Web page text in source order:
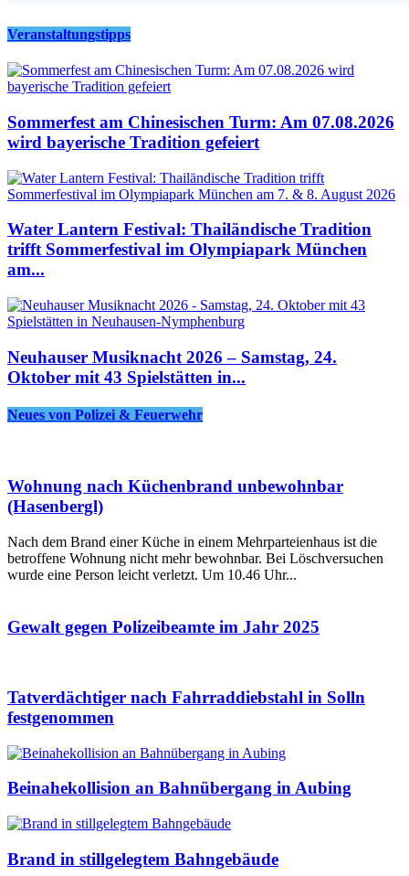
Veranstaltungstipps
Sommerfest am Chinesischen Turm: Am 07.08.2026
wird bayerische Tradition gefeiert
Water Lantern Festival: Thailändische Tradition
trifft Sommerfestival im Olympiapark München
am...
Neuhauser Musiknacht 2026 – Samstag, 24.
Oktober mit 43 Spielstätten in...
Neues von Polizei & Feuerwehr
Wohnung nach Küchenbrand unbewohnbar
(Hasenbergl)
Nach dem Brand einer Küche in einem Mehrparteienhaus ist die
betroffene Wohnung nicht mehr bewohnbar. Bei Löschversuchen
wurde eine Person leicht verletzt. Um 10.46 Uhr...
Gewalt gegen Polizeibeamte im Jahr 2025
Tatverdächtiger nach Fahrraddiebstahl in Solln
festgenommen
Beinahekollision an Bahnübergang in Aubing
Brand in stillgelegtem Bahngebäude